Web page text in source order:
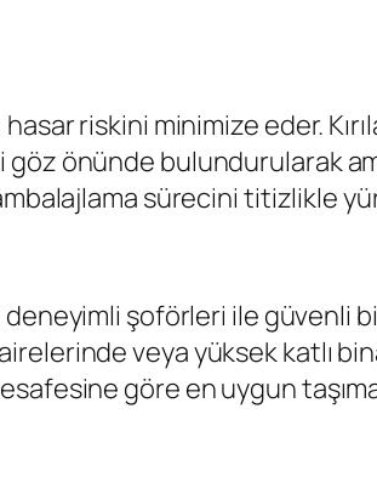
riskini minimize eder.
önünde bulundurularak
sürecini titizlikle
şoförleri ile güvenli
veya yüksek katlı
göre en uygun